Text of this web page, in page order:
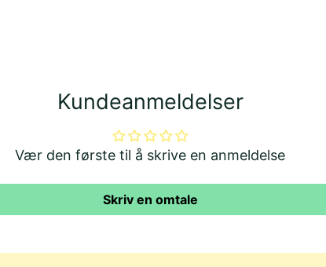
Kundeanmeldelser
Vær den første til å skrive en anmeldelse
Skriv en omtale